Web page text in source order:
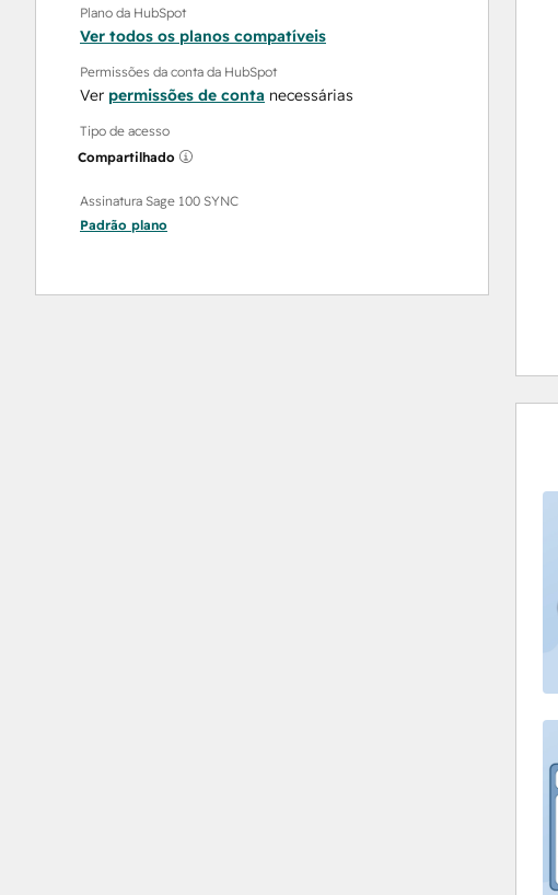
Plano da HubSpot
Ver todos os planos compatíveis
Permissões da conta da HubSpot
Ver permissões de conta necessárias
Tipo de acesso
Compartilhado
Assinatura Sage 100 SYNC
Padrão plano